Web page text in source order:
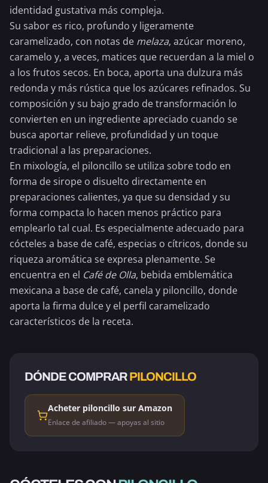
identidad gustativa más compleja.
Su sabor es rico, profundo y ligeramente
caramelizado, con notas de melaza, azúcar moreno,
caramelo y, a veces, matices que recuerdan a la miel o
a los frutos secos. En boca, aporta una dulzura más
redonda y más rústica que los azúcares refinados. Su
composición y su bajo grado de transformación lo
convierten en un ingrediente apreciado cuando se
busca aportar relieve, profundidad y un toque
tradicional a las preparaciones.
En mixología, el piloncillo se utiliza sobre todo en
forma de sirope o disuelto directamente en
preparaciones calientes, ya que su densidad y su
forma compacta lo hacen menos práctico para
emplearlo tal cual. Es especialmente adecuado para
cócteles a base de café, especias o cítricos, donde su
riqueza aromática se expresa plenamente. Se
encuentra en el Café de Olla, bebida emblemática
mexicana a base de café, canela y piloncillo, donde
aporta la firma dulce y el perfil caramelizado
característicos de la receta.
DÓNDE COMPRARPILONCILLO
Acheter piloncillo sur Amazon
Enlace de afiliado — apoyas al sitio